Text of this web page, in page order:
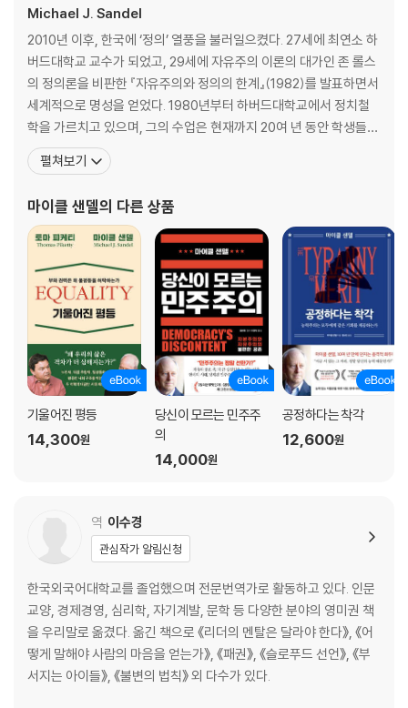
위원회’의 위원으로 활동하며 대통령에게 생명의료 과학기술의 진보가 갖
는 윤리적 함의에 관하여 자문하는 역할을 했다. 이 책은 위원회 활동이 끝
난 후에도, 샌델이 관련 주제를 지속적으로 연구하고 하버드대학교에서
‘윤리학과 생명공학, 그리고 인간 본성의 미래’라는 강의를 개설하여 강의
했던 내용을 정리한 결과물이다.
아울러, 이 책은『생명의 윤리를 말하다』라는 제하의 기존의 책을 새롭게
번역하고, 숭실대학교 철학과 김선욱 교수의 전면 감수 및 해제를 통해서
원래 샌델이 말하고자 했던 원서의 의도를 가급적 왜곡되지 않게 담으려고
Michael J. Sandel
2010년 이후, 한국에 ‘정의’ 열풍을 불러일으켰다. 27세에 최연소 하
버드대학교 교수가 되었고, 29세에 자유주의 이론의 대가인 존 롤스
의 정의론을 비판한 『자유주의와 정의의 한계』(1982)를 발표하면서
세계적으로 명성을 얻었다. 1980년부터 하버드대학교에서 정치철
학을 가르치고 있으며, 그의 수업은 현재까지 20여 년 동안 학생들
사이에서 최고의 명강의로 손꼽힌다. 존 롤스 이후 정의 분야의 세계
적 학자로 인정받는 그는 명실공히 이 시대의 최고 석학이자 철학계
것들』 『정치와 도덕을 말하다』 『완벽에 대한
펼쳐보기
마이클 샌델의 다른 상품
기울어진 평등
14,300원
당신이 모르는 민주주
의
14,000원
공정하다는 착각
12,600원
역 이수경
관심작가 알림신청
한국외국어대학교를 졸업했으며 전문번역가로 활동하고 있다. 인문
교양, 경제경영, 심리학, 자기계발, 문학 등 다양한 분야의 영미권 책
을 우리말로 옮겼다. 옮긴 책으로 《리더의 멘탈은 달라야 한다》, 《어
떻게 말해야 사람의 마음을 얻는가》, 《패권》, 《슬로푸드 선언》, 《부
서지는 아이들》, 《불변의 법칙》 외 다수가 있다.